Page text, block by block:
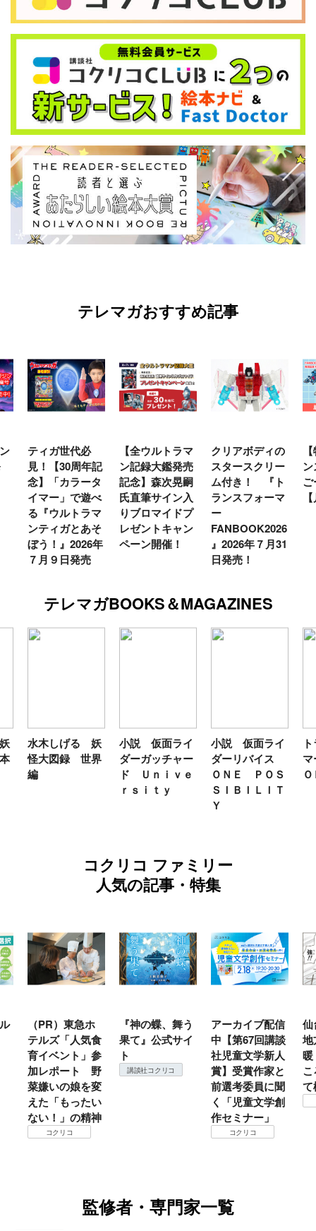
テレマガおすすめ記事
ティガ世代必
見！【30周年記
念】「カラータ
イマー」で遊べ
る『ウルトラマ
ンティガとあそ
ぼう！』2026年
７月９日発売
【全ウルトラマ
ン記録大鑑発売
記念】森次晃嗣
氏直筆サイン入
りブロマイドプ
レゼントキャン
ペーン開催！
クリアボディの
スタースクリー
ム付き！ 『ト
ランスフォーマ
ー
FANBOOK2026
』2026年７月31
日発売！
テレマガBOOKS＆MAGAZINES
水木しげる 妖
怪大図録 世界
編
小説 仮面ライ
ダーガッチャー
ド Ｕｎｉｖｅ
ｒｓｉｔｙ
小説 仮面ライ
ダーリバイス
ＯＮＥ ＰＯＳ
ＳＩＢＩＬＩＴ
Ｙ
コクリコ ファミリー
人気の記事・特集
（PR）東急ホ
テルズ「人気食
育イベント」参
加レポート 野
菜嫌いの娘を変
えた「もったい
ない！」の精神
コクリコ
『神の蝶、舞う
果て』公式サイ
ト
講談社コクリコ
アーカイブ配信
中【第67回講談
社児童文学新人
賞】受賞作家と
前選考委員に聞
く「児童文学創
作セミナー」
コクリコ
仙
地
て
監修者・専門家一覧